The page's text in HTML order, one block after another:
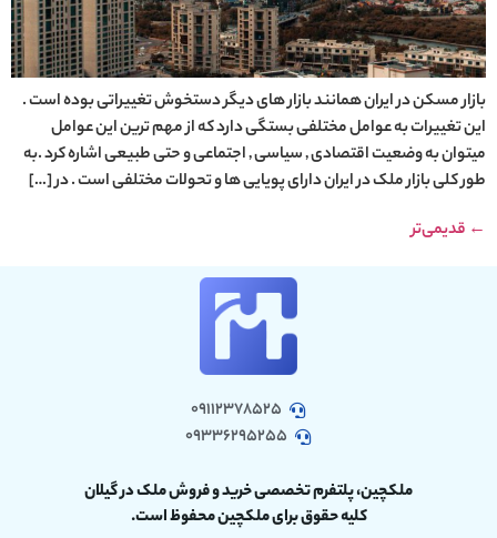
بازار مسکن در ایران همانند بازار های دیگر دستخوش تغییراتی بوده است .
این تغییرات به عوامل مختلفی بستگی دارد که از مهم ترین این عوامل
میتوان به وضعیت اقتصادی , سیاسی , اجتماعی و حتی طبیعی اشاره کرد .به
طور کلی بازار ملک در ایران دارای پویایی ها و تحولات مختلفی است . در […]
← قدیمی‌تر
09112378525
09336295255
ملکچین، پلتفرم تخصصی خرید و فروش ملک در گیلان
کلیه حقوق برای ملکچین محفوظ است.